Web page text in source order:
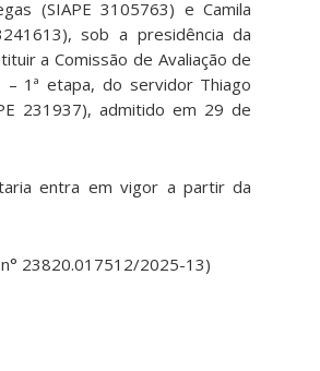
(SIAPE 3105763) e Camila
sob a presidência da
a Comissão de Avaliação de
– 1ª etapa, do servidor Thiago
231937), admitido em 29 de
entra em vigor a partir da
23820.017512/2025-13)